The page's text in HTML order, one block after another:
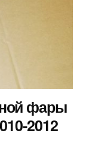
фары
2012